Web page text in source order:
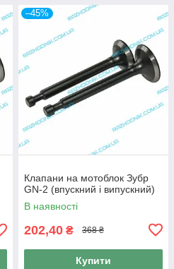
–45%
Клапани на мотоблок Зубр
GN-2 (впускний і випускний)
В наявності
202,40 ₴ 368 ₴
Купити